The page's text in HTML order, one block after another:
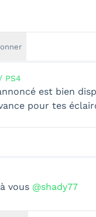
PS4
est bien
pour tes
vous @shady77